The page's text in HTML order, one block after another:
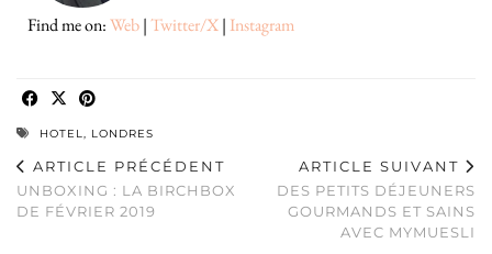
Find me on:Web|Twitter/X| Instagram
HOTEL LONDRES
ARTICLE PRÉCÉDENT
UNBOXING : LA BIRCHBOX
DE FÉVRIER 2019
ARTICLE SUIVANT
DES PETITS DÉJEUNERS
GOURMANDS ET SAINS
AVEC MYMUESLI